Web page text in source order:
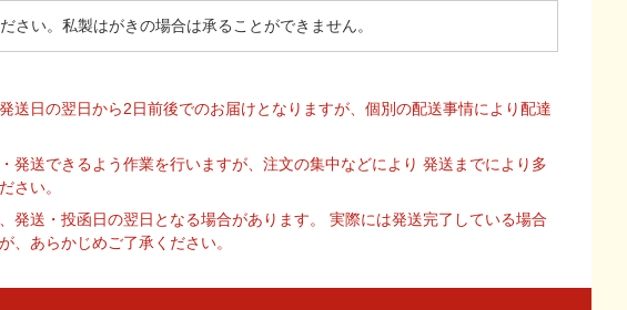
さい。私製はがきの場合は承ることができません。
送日の翌日から2日前後でのお届けとなりますが、個別の配送事情により配達
発送できるよう作業を行いますが、注文の集中などにより 発送までにより多
さい。
発送・投函日の翌日となる場合があります。 実際には発送完了している場合
、あらかじめご了承ください。